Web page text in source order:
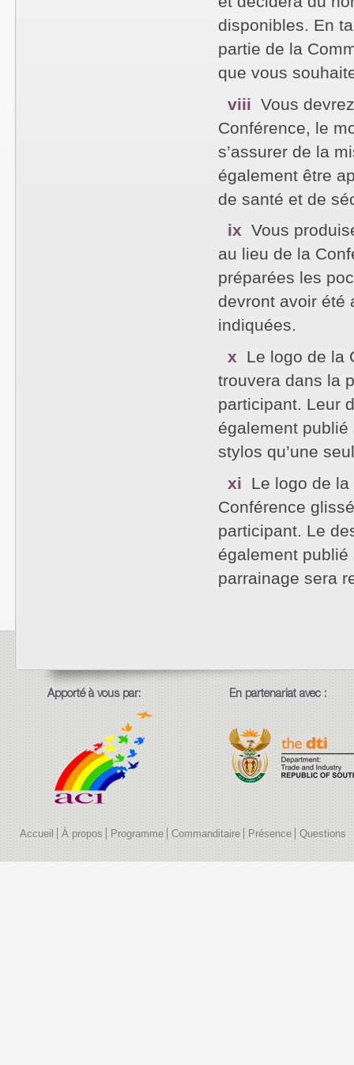
disponibles. En
partie de la
que vous
viii Vous
Conférence, le
s’assurer de la
également être
de santé et de
ix Vous
au lieu de la
préparées les
devront avoir été
indiquées.
x
Le logo de la
trouvera dans la
participant. Leur
également
stylos qu’une
xi
Le logo de
Conférence
participant. Le
également
parrainage sera
Apporté à vous par: En partenariat avec :
Accueil À propos Programme Commanditaire Présence Questions